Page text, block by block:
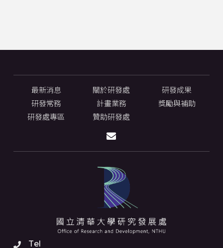
最新消息 關於研發處
研發成果
研發常務
計畫業務
獎勵與補助
研發處專區
贊助研發處
Tel